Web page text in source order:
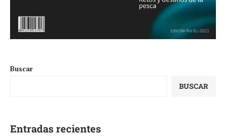
Buscar
BUSCAR
Entradas recientes